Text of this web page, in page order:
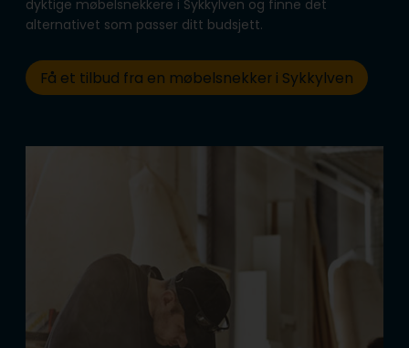
dyktige møbelsnekkere i Sykkylven og finne det
alternativet som passer ditt budsjett.
Få et tilbud fra en møbelsnekker i Sykkylven